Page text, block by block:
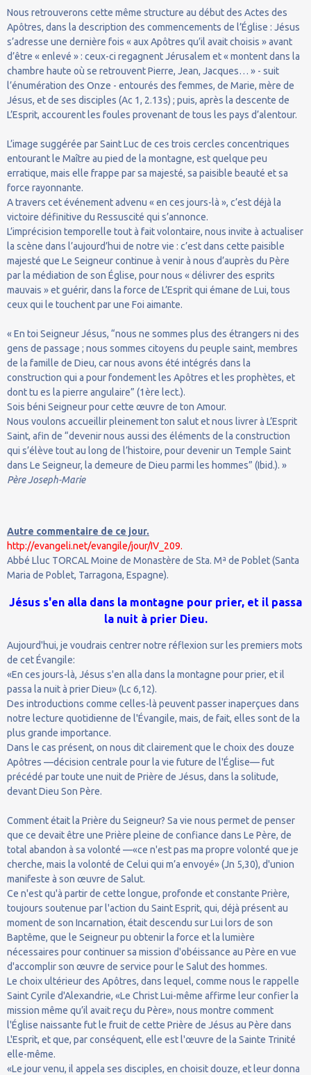
Nous retrouverons cette même structure au début des Actes des
Apôtres, dans la description des commencements de l’Église : Jésus
s’adresse une dernière fois « aux Apôtres qu’il avait choisis » avant
d’être « enlevé » : ceux-ci regagnent Jérusalem et « montent dans la
chambre haute où se retrouvent Pierre, Jean, Jacques… » - suit
l’énumération des Onze - entourés des femmes, de Marie, mère de
Jésus, et de ses disciples (Ac 1, 2.13s) ; puis, après la descente de
L’Esprit, accourent les foules provenant de tous les pays d’alentour.
L’image suggérée par Saint Luc de ces trois cercles concentriques
entourant le Maître au pied de la montagne, est quelque peu
erratique, mais elle frappe par sa majesté, sa paisible beauté et sa
force rayonnante.
A travers cet événement advenu « en ces jours-là », c’est déjà la
victoire définitive du Ressuscité qui s’annonce.
L’imprécision temporelle tout à fait volontaire, nous invite à actualiser
la scène dans l’aujourd’hui de notre vie : c’est dans cette paisible
majesté que Le Seigneur continue à venir à nous d’auprès du Père
par la médiation de son Église, pour nous « délivrer des esprits
mauvais » et guérir, dans la force de L’Esprit qui émane de Lui, tous
ceux qui le touchent par une Foi aimante.
« En toi Seigneur Jésus, “nous ne sommes plus des étrangers ni des
gens de passage ; nous sommes citoyens du peuple saint, membres
de la famille de Dieu, car nous avons été intégrés dans la
construction qui a pour fondement les Apôtres et les prophètes, et
dont tu es la pierre angulaire” (1ère lect.).
Sois béni Seigneur pour cette œuvre de ton Amour.
Nous voulons accueillir pleinement ton salut et nous livrer à L’Esprit
Saint, afin de “devenir nous aussi des éléments de la construction
qui s’élève tout au long de l’histoire, pour devenir un Temple Saint
dans Le Seigneur, la demeure de Dieu parmi les hommes” (Ibid.). »
Père Joseph-Marie
Autre commentaire de ce jour.
http://evangeli.net/evangile/jour/IV_209.
Abbé Lluc TORCAL Moine de Monastère de Sta. Mª de Poblet (Santa
Maria de Poblet, Tarragona, Espagne).
Jésus s'en alla dans la montagne pour prier, et il passa
la nuit à prier Dieu.
Aujourd'hui, je voudrais centrer notre réflexion sur les premiers mots
de cet Évangile:
«En ces jours-là, Jésus s'en alla dans la montagne pour prier, et il
passa la nuit à prier Dieu» (Lc 6,12).
Des introductions comme celles-là peuvent passer inaperçues dans
notre lecture quotidienne de l'Évangile, mais, de fait, elles sont de la
plus grande importance.
Dans le cas présent, on nous dit clairement que le choix des douze
Apôtres —décision centrale pour la vie future de l'Église— fut
précédé par toute une nuit de Prière de Jésus, dans la solitude,
devant Dieu Son Père.
Comment était la Prière du Seigneur? Sa vie nous permet de penser
que ce devait être une Prière pleine de confiance dans Le Père, de
total abandon à sa volonté —«ce n'est pas ma propre volonté que je
cherche, mais la volonté de Celui qui m’a envoyé» (Jn 5,30), d'union
manifeste à son œuvre de Salut.
Ce n'est qu'à partir de cette longue, profonde et constante Prière,
toujours soutenue par l'action du Saint Esprit, qui, déjà présent au
moment de son Incarnation, était descendu sur Lui lors de son
Baptême, que le Seigneur pu obtenir la force et la lumière
nécessaires pour continuer sa mission d'obéissance au Père en vue
d'accomplir son œuvre de service pour le Salut des hommes.
Le choix ultérieur des Apôtres, dans lequel, comme nous le rappelle
Saint Cyrile d'Alexandrie, «Le Christ Lui-même affirme leur confier la
mission même qu’il avait reçu du Père», nous montre comment
l'Église naissante fut le fruit de cette Prière de Jésus au Père dans
L'Esprit, et que, par conséquent, elle est l'œuvre de la Sainte Trinité
elle-même.
«Le jour venu, il appela ses disciples, en choisit douze, et leur donna